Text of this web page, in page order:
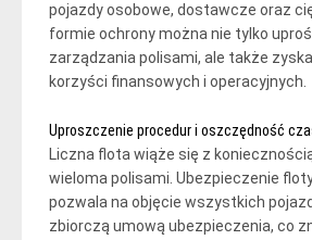
pojazdy osobowe, dostawcze oraz
formie ochrony można nie tylko
zarządzania polisami, ale także
korzyści finansowych i operacyjnych.
Uproszczenie procedur i oszczędność
Liczna flota wiąże się z
wieloma polisami. Ubezpieczenie
pozwala na objęcie wszystkich
zbiorczą umową ubezpieczenia, co